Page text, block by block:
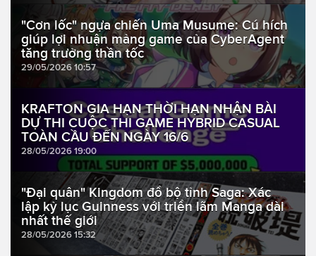
"Cơn lốc" ngựa chiến Uma Musume: Cú hích
giúp lợi nhuận mảng game của CyberAgent
tăng trưởng thần tốc
29/05/2026 10:57
KRAFTON GIA HẠN THỜI HẠN NHẬN BÀI
DỰ THI CUỘC THI GAME HYBRID CASUAL
TOÀN CẦU ĐẾN NGÀY 16/6
28/05/2026 19:00
"Đại quân" Kingdom đổ bộ tỉnh Saga: Xác
lập kỷ lục Guinness với triển lãm Manga dài
nhất thế giới
28/05/2026 15:32